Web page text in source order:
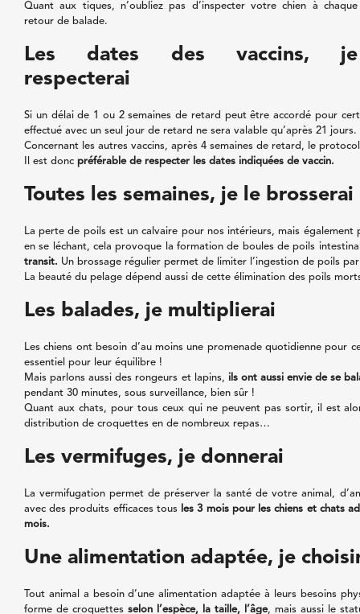
Quant aux tiques, n’oubliez pas d’inspecter votre chien à chaque
retour de balade.
Les dates des vaccins, je
respecterai
Si un délai de 1 ou 2 semaines de retard peut être accordé pour
effectué avec un seul jour de retard ne sera valable qu’après 21
Concernant les autres vaccins, après 4 semaines de retard, le
Il est donc préférable de respecter les dates indiquées de vaccin.
Toutes les semaines, je le brosserai
La perte de poils est un calvaire pour nos intérieurs, mais
en se léchant, cela provoque la formation de boules de poils
transit. Un brossage régulier permet de limiter l’ingestion de poils
La beauté du pelage dépend aussi de cette élimination des poils
Les balades, je multiplierai
Les chiens ont besoin d’au moins une promenade quotidienne
essentiel pour leur équilibre !
Mais parlons aussi des rongeurs et lapins, ils ont aussi envie de se
pendant 30 minutes, sous surveillance, bien sûr !
Quant aux chats, pour tous ceux qui ne peuvent pas sortir, il est
distribution de croquettes en de nombreux repas…
Les vermifuges, je donnerai
La vermifugation permet de préserver la santé de votre animal,
avec des produits efficaces tous les 3 mois pour les chiens et chats
mois.
Une alimentation adaptée, je
Tout animal a besoin d’une alimentation adaptée à leurs besoins
forme de croquettes selon l’espèce, la taille, l’âge, mais aussi le